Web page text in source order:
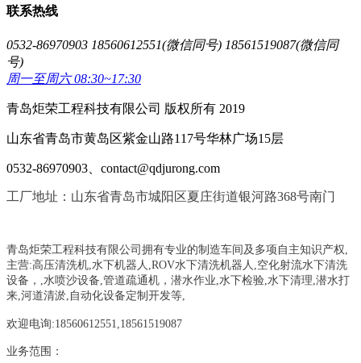
联系热线
0532-86970903 18560612551(微信同号) 18561519087(微信同
号)
周一至周六 08:30~17:30
青岛炬荣工程科技有限公司 版权所有 2019
山东省青岛市黄岛区紫金山路117号华林广场15层
0532-86970903、contact@qdjurong.com
工厂地址：山东省青岛市城阳区夏庄街道银河路368号南门
青岛炬荣工程科技有限公司拥有专业的制造车间及多项自主知识产权,
主营:高压清洗机,水下机器人,ROV水下清洗机器人,空化射流水下清洗
设备， ,水喷沙设备,管道疏通机 ， 潜水作业,水下检验,水下清理,潜水打
来,河道清淤,自动化设备定制开发等,
欢迎电询:18560612551,18561519087
业务范围：